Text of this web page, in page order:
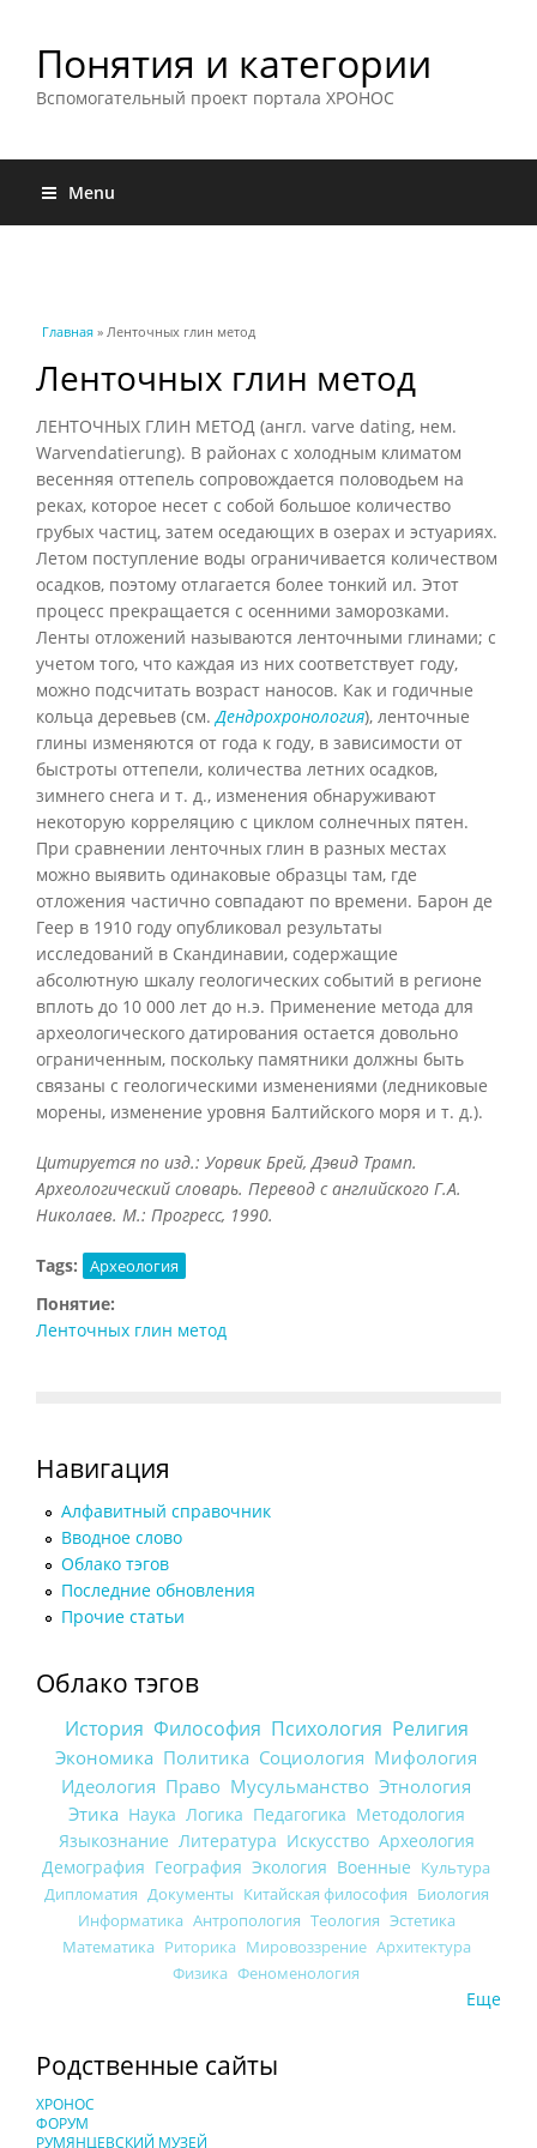
Понятия и категории
Вспомогательный проект портала ХРОНОС
Menu
Вы здесь
Главная » Ленточных глин метод
Ленточных глин метод
ЛЕНТОЧНЫХ ГЛИН МЕТОД (англ. varve dating, нем.
Warvendatierung). В районах с холодным климатом
весенняя оттепель сопровождается половодьем на
реках, которое несет с собой большое количество
грубых частиц, затем оседающих в озерах и эстуариях.
Летом поступление воды ограничивается количеством
осадков, поэтому отлагается более тонкий ил. Этот
процесс прекращается с осенними заморозками.
Ленты отложений называются ленточными глинами; с
учетом того, что каждая из них соответствует году,
можно подсчитать возраст наносов. Как и годичные
кольца деревьев (см. Дендрохронология), ленточные
глины изменяются от года к году, в зависимости от
быстроты оттепели, количества летних осадков,
зимнего снега и т. д., изменения обнаруживают
некоторую корреляцию с циклом солнечных пятен.
При сравнении ленточных глин в разных местах
можно выявить одинаковые образцы там, где
отложения частично совпадают по времени. Барон де
Геер в 1910 году опубликовал результаты
исследований в Скандинавии, содержащие
абсолютную шкалу геологических событий в регионе
вплоть до 10 000 лет до н.э. Применение метода для
археологического датирования остается довольно
ограниченным, поскольку памятники должны быть
связаны с геологическими изменениями (ледниковые
морены, изменение уровня Балтийского моря и т. д.).
Цитируется по изд.: Уорвик Брей, Дэвид Трамп.
Археологический словарь. Перевод с английского Г.А.
Николаев. М.: Прогресс, 1990.
Tags: Археология
Понятие:
Ленточных глин метод
Навигация
Алфавитный справочник
Вводное слово
Облако тэгов
Последние обновления
Прочие статьи
Облако тэгов
История Философия Психология Религия
Экономика Политика Социология Мифология
Идеология Право Мусульманство Этнология
Этика Наука Логика Педагогика Методология
Языкознание Литература Искусство Археология
Демография География Экология Военные Культура
Дипломатия Документы Китайская философия Биология
Информатика Антропология Теология Эстетика
Математика Риторика Мировоззрение Архитектура
Физика Феноменология
Еще
Родственные сайты
ХРОНОС
ФОРУМ
РУМЯНЦЕВСКИЙ МУЗЕЙ